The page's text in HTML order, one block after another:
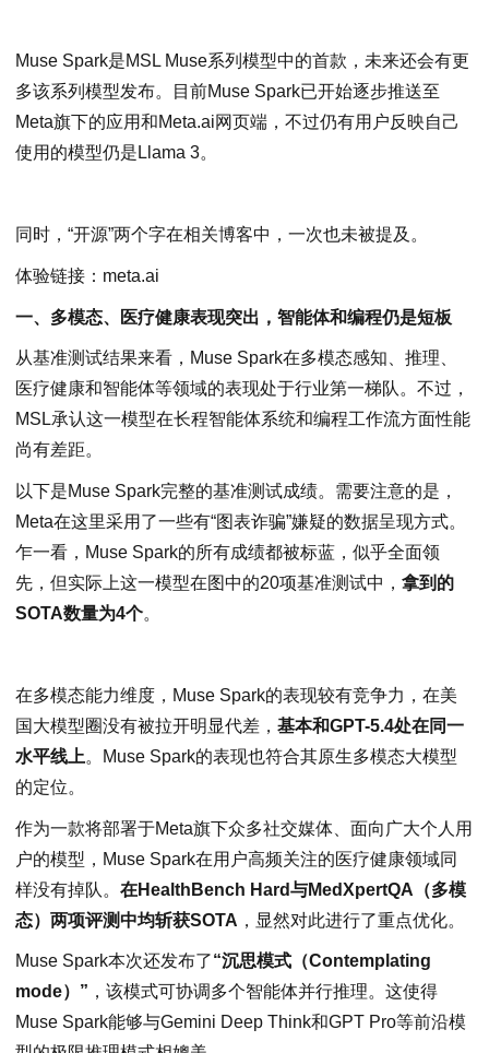
Muse Spark是MSL Muse系列模型中的首款，未来还会有更
多该系列模型发布。目前Muse Spark已开始逐步推送至
Meta旗下的应用和Meta.ai网页端，不过仍有用户反映自己
使用的模型仍是Llama 3。
同时，“开源”两个字在相关博客中，一次也未被提及。
体验链接：meta.ai
一、多模态、医疗健康表现突出，智能体和编程仍是短板
从基准测试结果来看，Muse Spark在多模态感知、推理、
医疗健康和智能体等领域的表现处于行业第一梯队。不过，
MSL承认这一模型在长程智能体系统和编程工作流方面性能
尚有差距。
以下是Muse Spark完整的基准测试成绩。需要注意的是，
Meta在这里采用了一些有“图表诈骗”嫌疑的数据呈现方式。
乍一看，Muse Spark的所有成绩都被标蓝，似乎全面领
先，但实际上这一模型在图中的20项基准测试中， 拿到的
SOTA数量为4个。
在多模态能力维度，Muse Spark的表现较有竞争力，在美
国大模型圈没有被拉开明显代差， 基本和GPT-5.4处在同一
水平线上。Muse Spark的表现也符合其原生多模态大模型
的定位。
作为一款将部署于Meta旗下众多社交媒体、面向广大个人用
户的模型，Muse Spark在用户高频关注的医疗健康领域同
样没有掉队。 在HealthBench Hard与MedXpertQA（多模
态）两项评测中均斩获SOTA ，显然对此进行了重点优化。
Muse Spark本次还发布了“沉思模式（Contemplating
mode）” ，该模式可协调多个智能体并行推理。这使得
Muse Spark能够与Gemini Deep Think和GPT Pro等前沿模